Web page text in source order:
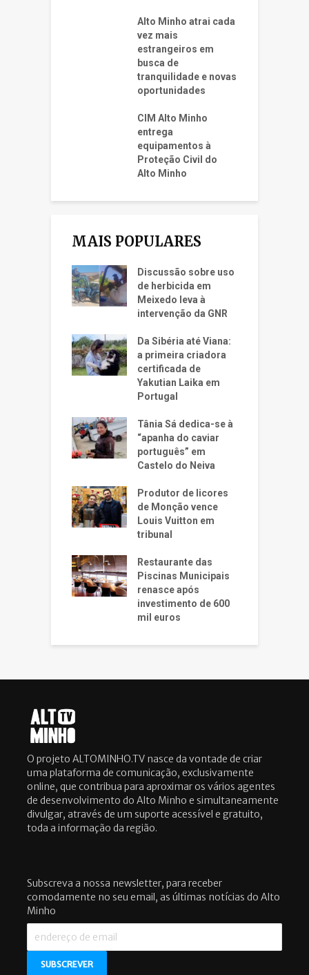
Alto Minho atrai cada
vez mais
estrangeiros em
busca de
tranquilidade e novas
oportunidades
CIM Alto Minho
entrega
equipamentos à
Proteção Civil do
Alto Minho
MAIS POPULARES
Discussão sobre uso
de herbicida em
Meixedo leva à
intervenção da GNR
Da Sibéria até Viana:
a primeira criadora
certificada de
Yakutian Laika em
Portugal
Tânia Sá dedica-se à
“apanha do caviar
português” em
Castelo do Neiva
Produtor de licores
de Monção vence
Louis Vuitton em
tribunal
Restaurante das
Piscinas Municipais
renasce após
investimento de 600
mil euros
O projeto ALTOMINHO.TV nasce da vontade de criar
uma plataforma de comunicação, exclusivamente
online, que contribua para aproximar os vários agentes
de desenvolvimento do Alto Minho e simultaneamente
divulgar, através de um suporte acessível e gratuito,
toda a informação da região.
Subscreva a nossa newsletter, para receber
comodamente no seu email, as últimas notícias do Alto
Minho